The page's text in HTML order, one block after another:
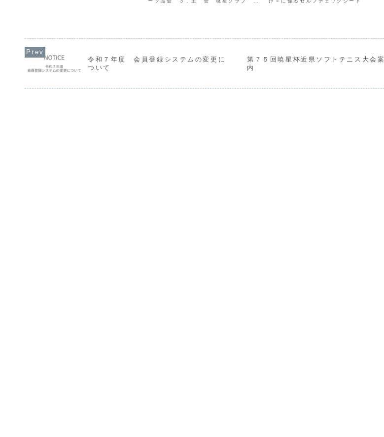
令和７年度 会員登録システムの変更に
ついて
第７５回暁星杯近県ソフトテニス大会案
内